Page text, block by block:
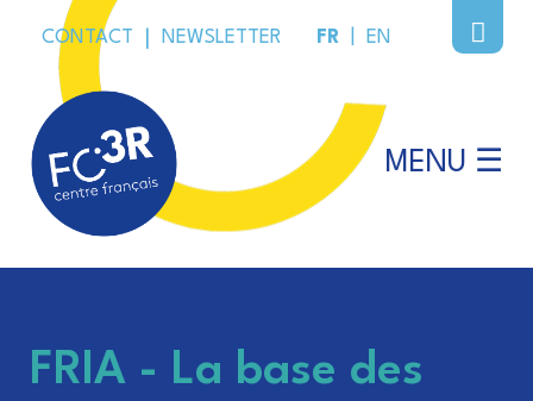
CONTACT NEWSLETTER FR EN
MENU ☰
FRIA - La base des